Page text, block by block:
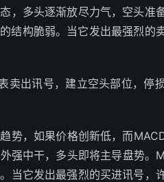
多头逐渐放尽力气，空头准
结构脆弱。当它发出最强烈的
卖出讯号，建立空头部位，停
势，如果价格创新低，而
强中干，多头即将主导盘势。
当它发出最强烈的买进讯号，